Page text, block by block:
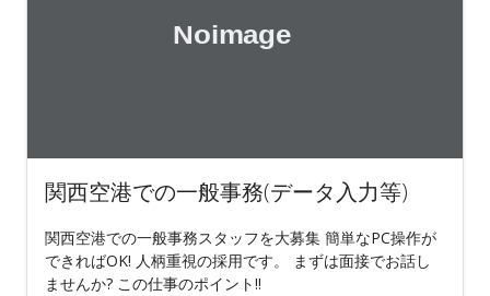
関西空港での一般事務(データ入力等)
関西空港での一般事務スタッフを大募集 簡単なPC操作が
できればOK! 人柄重視の採用です。 まずは面接でお話し
ませんか? この仕事のポイント!!